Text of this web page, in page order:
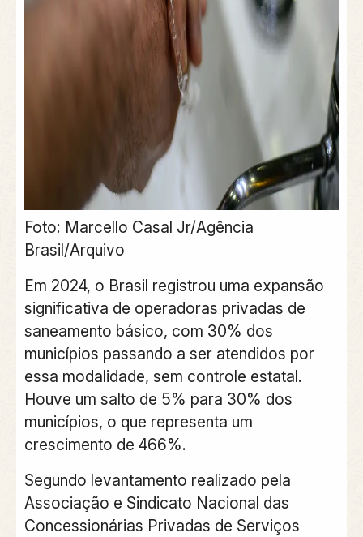
Foto: Marcello Casal Jr/Agência
Brasil/Arquivo
Em 2024, o Brasil registrou uma expansão
significativa de operadoras privadas de
saneamento básico, com 30% dos
municípios passando a ser atendidos por
essa modalidade, sem controle estatal.
Houve um salto de 5% para 30% dos
municípios, o que representa um
crescimento de 466%.
Segundo levantamento realizado pela
Associação e Sindicato Nacional das
Concessionárias Privadas de Serviços